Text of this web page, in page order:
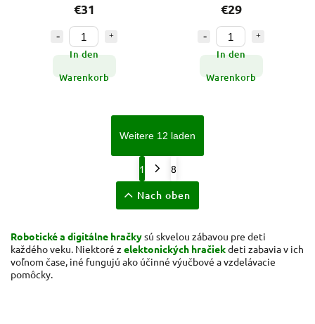
€31
In den
Warenkorb
€29
In den
Warenkorb
Weitere 12 laden
1 8
Nach oben
Robotické a digitálne hračkysú skvelou zábavou pre deti
každého veku. Niektoré z elektonických hračiekdeti zabavia v ich
voľnom čase, iné fungujú ako účinné výučbové a vzdelávacie
pomôcky.